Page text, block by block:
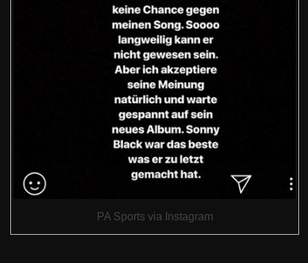
PA Sports via Instagram